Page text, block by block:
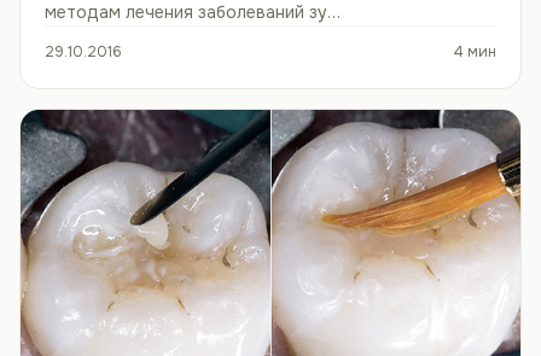
методам лечения заболеваний зу…
29.10.2016 4 мин